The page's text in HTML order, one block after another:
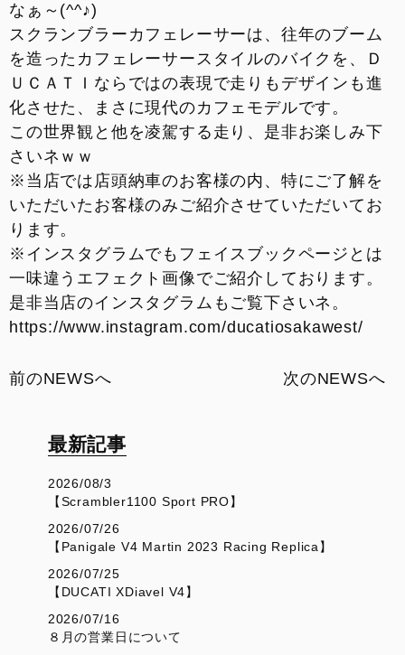
なぁ～(^^♪)
スクランブラーカフェレーサーは、往年のブーム
を造ったカフェレーサースタイルのバイクを、Ｄ
ＵＣＡＴＩならではの表現で走りもデザインも進
化させた、まさに現代のカフェモデルです。
この世界観と他を凌駕する走り、是非お楽しみ下
さいネｗｗ
※当店では店頭納車のお客様の内、特にご了解を
いただいたお客様のみご紹介させていただいてお
ります。
※インスタグラムでもフェイスブックページとは
一味違うエフェクト画像でご紹介しております。
是非当店のインスタグラムもご覧下さいネ。
https://www.instagram.com/ducatiosakawest/
前のNEWSへ 次のNEWSへ
最新記事
2026/08/3
【Scrambler1100 Sport PRO】
2026/07/26
【Panigale V4 Martin 2023 Racing Replica】
2026/07/25
【DUCATI XDiavel V4】
2026/07/16
８月の営業日について